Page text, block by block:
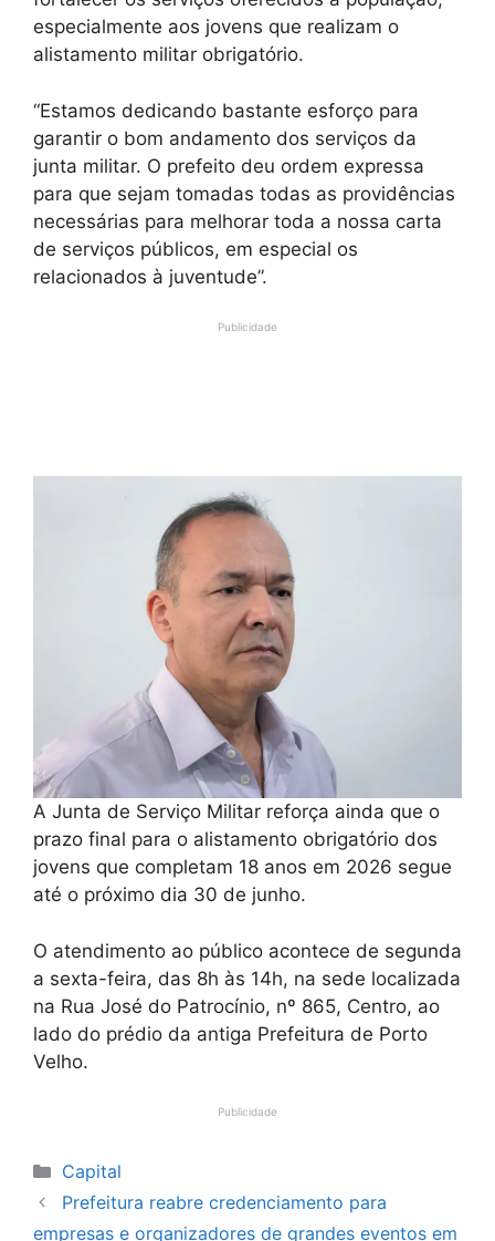
especialmente aos jovens que realizam o
alistamento militar obrigatório.
“Estamos dedicando bastante esforço para
garantir o bom andamento dos serviços da
junta militar. O prefeito deu ordem expressa
para que sejam tomadas todas as providências
necessárias para melhorar toda a nossa carta
de serviços públicos, em especial os
relacionados à juventude”.
Publicidade
A Junta de Serviço Militar reforça ainda que o
prazo final para o alistamento obrigatório dos
jovens que completam 18 anos em 2026 segue
até o próximo dia 30 de junho.
O atendimento ao público acontece de segunda
a sexta-feira, das 8h às 14h, na sede localizada
na Rua José do Patrocínio, nº 865, Centro, ao
lado do prédio da antiga Prefeitura de Porto
Velho.
Publicidade
Categorias
Capital
Prefeitura reabre credenciamento para
empresas e organizadores de grandes eventos em